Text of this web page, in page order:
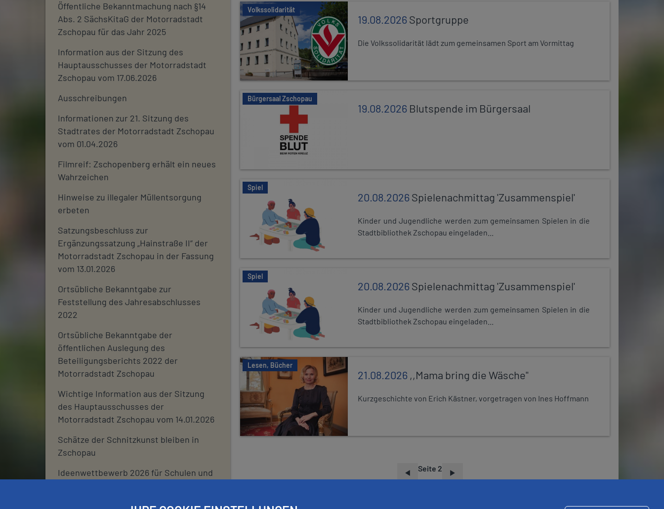
Öffentliche Bekanntmachung nach §14
Abs. 2 SächsKitaG der Motorradstadt
Zschopau für das Jahr 2025
Information aus der Sitzung des
Hauptausschusses der Motorradstadt
Zschopau vom 17.06.2026
Ausschreibungen
Informationen zur 21. Sitzung des
Stadtrates der Motorradstadt Zschopau
vom 01.04.2026
Filmreif: Zschopenberg erhält ein neues
Wahrzeichen
Hinweise zu illegaler Müllentsorgung
erbeten
Satzungsbeschluss zur
Ergänzungssatzung „Hainstraße II“ der
Motorradstadt Zschopau in der Fassung
vom 13.01.2026
Ortsübliche Bekanntgabe zur
Feststellung des Jahresabschlusses
2022
Ortsübliche Bekanntgabe der
öffentlichen Auslegung des
Beteiligungsberichts 2022 der
Motorradstadt Zschopau
Wichtige Information aus der Sitzung
des Hauptausschusses der
Motorradstadt Zschopau vom 14.01.2026
Schätze der Schnitzkunst bleiben in
Zschopau
Ideenwettbewerb 2026 für Schulen und
Stadtjournal 2026: Wir suchen euch
Volkssolidarität
19.08.2026Sportgruppe
Die Volkssolidarität lädt zum gemeinsamen Sport am Vormittag
Bürgersaal Zschopau
19.08.2026 Blutspende im Bürgersaal
Spiel
20.08.2026Spielenachmittag 'Zusammenspiel'
Kinder und Jugendliche werden zum gemeinsamen Spielen in die
Stadtbibliothek Zschopau eingeladen...
Spiel
20.08.2026Spielenachmittag 'Zusammenspiel'
Kinder und Jugendliche werden zum gemeinsamen Spielen in die
Stadtbibliothek Zschopau eingeladen...
Lesen, Bücher
21.08.2026 ,,Mama bring die Wäsche"
Kurzgeschichte von Erich Kästner, vorgetragen von Ines Hoffmann
S
I
Seite 2